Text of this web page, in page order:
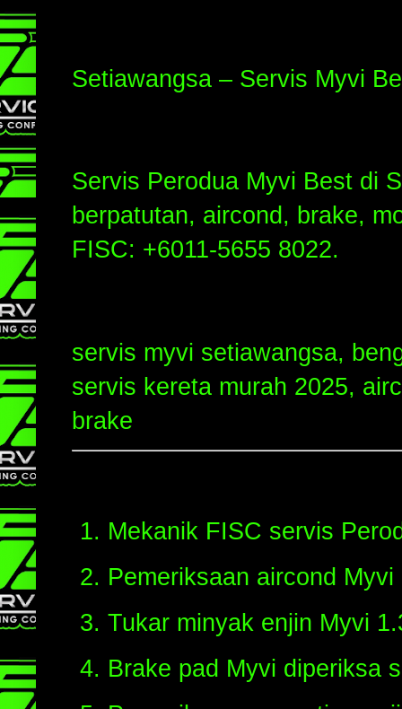
Setiawangsa – Servis Myvi
Servis Perodua Myvi Best di
berpatutan, aircond, brake,
FISC: +6011-5655 8022.
servis myvi setiawangsa,
servis kereta murah 2025,
brake
Mekanik FISC servis
Pemeriksaan aircond
Tukar minyak enjin Myvi
Brake pad Myvi diperiksa